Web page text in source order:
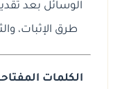
الوسائل بعد
طرق الإثبات،
الكلمات